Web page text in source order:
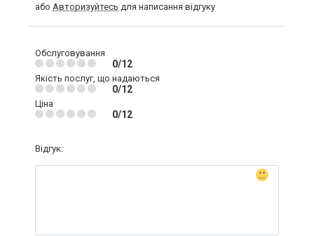
або Авторизуйтесь для написання відгуку
Обслуговування
0/12
Якість послуг, що надаються
0/12
Ціна
0/12
Відгук: